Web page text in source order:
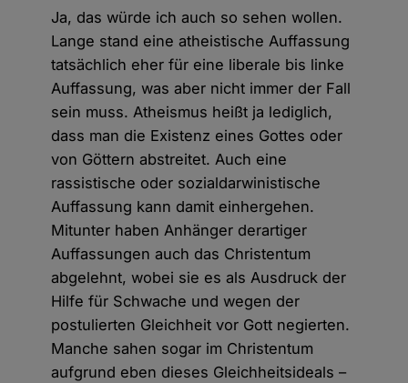
Ja, das würde ich auch so sehen wollen.
Lange stand eine atheistische Auffassung
tatsächlich eher für eine liberale bis linke
Auffassung, was aber nicht immer der Fall
sein muss. Atheismus heißt ja lediglich,
dass man die Existenz eines Gottes oder
von Göttern abstreitet. Auch eine
rassistische oder sozialdarwinistische
Auffassung kann damit einhergehen.
Mitunter haben Anhänger derartiger
Auffassungen auch das Christentum
abgelehnt, wobei sie es als Ausdruck der
Hilfe für Schwache und wegen der
postulierten Gleichheit vor Gott negierten.
Manche sahen sogar im Christentum
aufgrund eben dieses Gleichheitsideals –